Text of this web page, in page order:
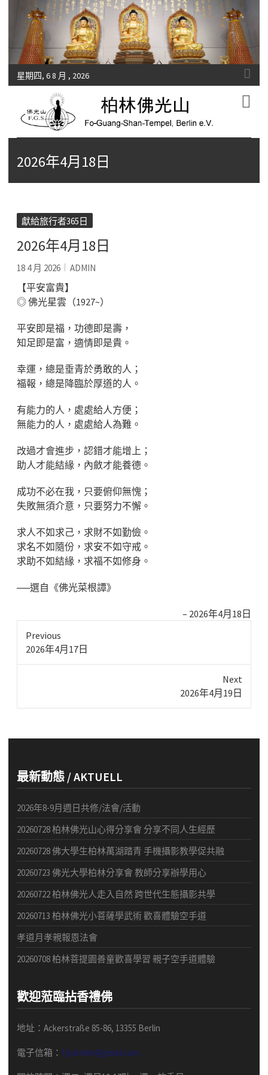
星期四, 6 8 月 , 2026
Fo-Guang-Shan-Tempel, Berlin e.V.
2026年4月18日
獻給旅行者365日
2026年4月18日
18 4 月 2026 ADMIN
【平安富貴】
◎ 佛光星雲（1927~）
平安即是福，功德即是壽，
知足即是富，適情即是貴。
幸運，總是垂青於勇敢的人；
福報，總是降臨於厚道的人。
有能力的人，處處給人方便；
無能力的人，處處給人為難。
改過才會進步，認錯才能增上；
助人才能結緣，內斂才能養德。
成功不必在我，只要俯仰無愧；
失敗無須介意，只要努力不懈。
求人不如求己，求財不如勤儉。
求名不如隨份，求安不如守戒。
求助不如結緣，求福不如修身。
──選自《佛光菜根譚》
2026年4月18日
Previous
Previous
2026年4月17日
Next
2026年4月19日
最新動態 / AKTUELL
2026年8-9月週日共修/法會/活動
20260728 柏林佛光山心得分享會 分享不同人生經歷
20260728 佛大學生柏林萬湖踏青 手機攝影教學促共融
20260723 佛光大學柏林分享會 教師分享辦學用心
20260722 柏林佛光人走入自然 跨世代生態攝影共學
20260713 柏林佛光小菩薩學武術 歡喜體驗空手道
孝道月孝親報恩法會
20260708 柏林菩提園善童歡喜學習 親子空手道體驗
歡迎蒞臨拈香禮佛
地址：Ackerstraße 85-86, 13355 Berlin
電子信箱： fgsberlin@gmail.com